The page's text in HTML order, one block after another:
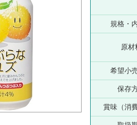
規格・
原材
希望小
保存
賞味（消